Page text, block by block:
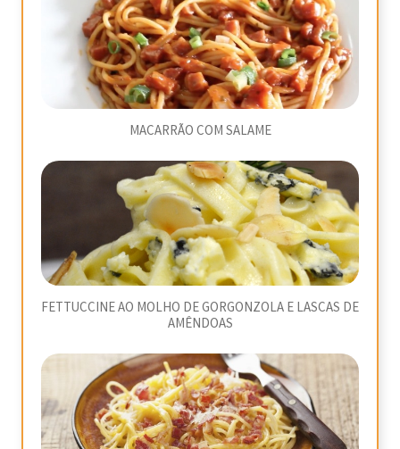
MACARRÃO COM SALAME
FETTUCCINE AO MOLHO DE GORGONZOLA E LASCAS DE
AMÊNDOAS